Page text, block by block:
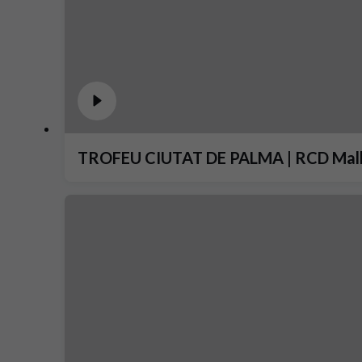
TROFEU CIUTAT DE PALMA | RCD